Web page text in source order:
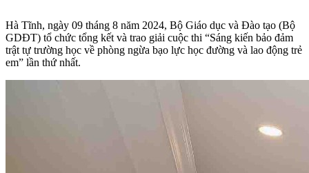
Hà Tĩnh, ngày 09 tháng 8 năm 2024, Bộ Giáo dục và Đào tạo (Bộ
GDĐT) tổ chức tổng kết và trao giải cuộc thi “Sáng kiến bảo đảm
trật tự trường học về phòng ngừa bạo lực học đường và lao động trẻ
em” lần thứ nhất.